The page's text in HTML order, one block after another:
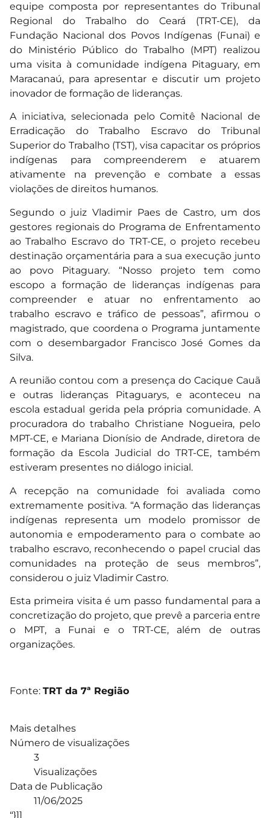
equipe composta por representantes do Tribunal
Regional do Trabalho do Ceará (TRT-CE), da
Fundação Nacional dos Povos Indígenas (Funai) e
do Ministério Público do Trabalho (MPT) realizou
uma visita à comunidade indígena Pitaguary, em
Maracanaú, para apresentar e discutir um projeto
inovador de formação de lideranças.
A iniciativa, selecionada pelo Comitê Nacional de
Erradicação do Trabalho Escravo do Tribunal
Superior do Trabalho (TST), visa capacitar os próprios
indígenas para compreenderem e atuarem
ativamente na prevenção e combate a essas
violações de direitos humanos.
Segundo o juiz Vladimir Paes de Castro, um dos
gestores regionais do Programa de Enfrentamento
ao Trabalho Escravo do TRT-CE, o projeto recebeu
destinação orçamentária para a sua execução junto
ao povo Pitaguary. “Nosso projeto tem como
escopo a formação de lideranças indígenas para
compreender e atuar no enfrentamento ao
trabalho escravo e tráfico de pessoas”, afirmou o
magistrado, que coordena o Programa juntamente
com o desembargador Francisco José Gomes da
Silva.
A reunião contou com a presença do Cacique Cauã
e outras lideranças Pitaguarys, e aconteceu na
escola estadual gerida pela própria comunidade. A
procuradora do trabalho Christiane Nogueira, pelo
MPT-CE, e Mariana Dionísio de Andrade, diretora de
formação da Escola Judicial do TRT-CE, também
estiveram presentes no diálogo inicial.
A recepção na comunidade foi avaliada como
extremamente positiva. “A formação das lideranças
indígenas representa um modelo promissor de
autonomia e empoderamento para o combate ao
trabalho escravo, reconhecendo o papel crucial das
comunidades na proteção de seus membros”,
considerou o juiz Vladimir Castro.
Esta primeira visita é um passo fundamental para a
concretização do projeto, que prevê a parceria entre
o MPT, a Funai e o TRT-CE, além de outras
organizações.
Fonte: TRT da 7ª Região
Mais detalhes
Número de visualizações
3
Visualizações
Data de Publicação
11/06/2025
“}]]